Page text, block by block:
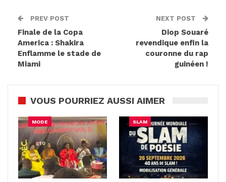
PREV POST
Finale de la Copa
America : Shakira
Enflamme le stade de
Miami
NEXT POST
Diop Souaré
revendique enfin la
couronne du rap
guinéen !
VOUS POURRIEZ AUSSI AIMER
MODE SLAM